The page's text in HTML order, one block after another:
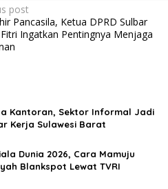
post
Pancasila, Ketua DPRD Sulbar
Ingatkan Pentingnya Menjaga
Kantoran, Sektor Informal Jadi
Kerja Sulawesi Barat
Dunia 2026, Cara Mamuju
Blankspot Lewat TVRI